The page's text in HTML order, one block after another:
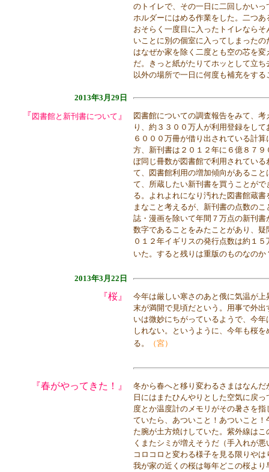
のトイレで、その一日に二回しかい
ホルダーにはめる作業をした。二つ
おそらく一度目に入ったトイレなら
いことに別の個室に入ってしまった
はなぜか家を除く二度とも空の芯を
だ。きっと紙がたりてホッとして立
以外の場所で一日に何度も補充をす
2013年3月29日
『 図書館と新刊書について 』
図書館についての調査報告をみて、
り、約３３００万人が利用登録をし
６０００万冊が借り出されている計
方、新刊書は２０１２年に６億８７
ぼ同じ冊数が図書館で利用されてい
て、図書館利用の増加傾向があるこ
て、所蔵したい新刊書を買うことが
る。よれよれになり汚れた図書館蔵
まなこと考えるが、新刊書の点数の
誌・漫画を除いて年間７万点の新刊
数字であることをみたことがあり、
０１２年イギリスの発行点数は約１
いた。すると残りは重版のものなの
2013年3月22日
『桜』
今年は厳しい寒さのあと俄に気温が
末が満開で見頃だという。用事で外
いは微妙にちがっているようで、今
しれない。というように、今年も桜
る。
（宮）
『春がやってきた！』
冬から春へと移り変わるさまはなん
日にはまたひんやりとした空気に戻
度とか温度計のメモリがその暑さを
ていたら、あついこと！あついこと
た腕が土方焼けしていた。紫外線は
くまたシミが増えそうだ（手入れが
コロコロと変わる様子を見る限りや
我が家の近くの桜は毎年どこの桜よ